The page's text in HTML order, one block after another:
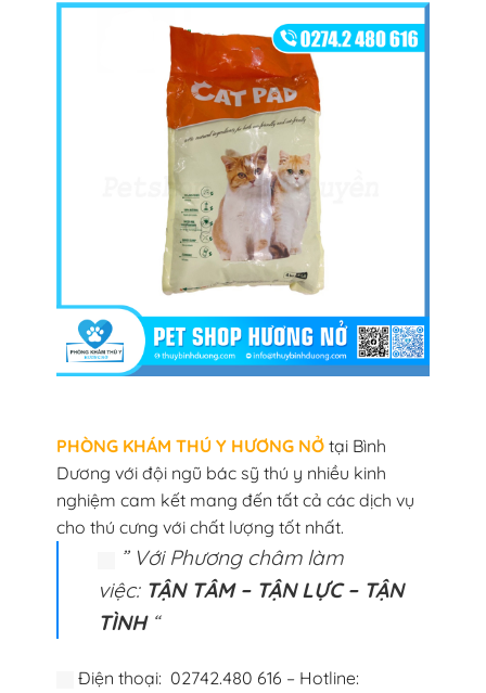
PHÒNG KHÁM THÚ Y HƯƠNG NỞtại Bình
Dương với đội ngũ bác sỹ thú y nhiều kinh
nghiệm cam kết mang đến tất cả các dịch vụ
cho thú cưng với chất lượng tốt nhất.
” Với Phương châm làm
việc: TẬN TÂM – TẬN LỰC – TẬN
TÌNH“
Điện thoại: 02742.480 616 – Hotline: